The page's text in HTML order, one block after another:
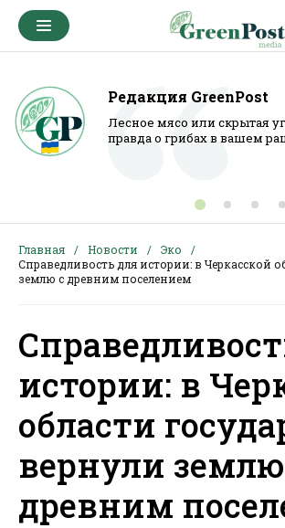
Редакция GreenPost
Лесное мясо или скрытая
правда о грибах в вашем
Главная Новости
Эко
Справедливость для истории: в Черкасской
землю с древним поселением
истории: в
области
вернули
древним